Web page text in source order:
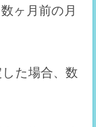
ヶ月前の月
た場合、数